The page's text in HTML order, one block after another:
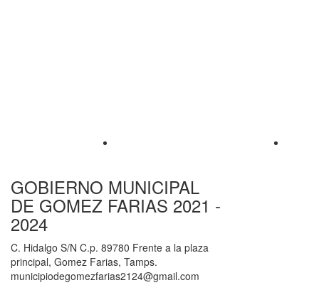
GOBIERNO MUNICIPAL
DE GOMEZ FARIAS 2021 -
2024
C. Hidalgo S/N C.p. 89780 Frente a la plaza
principal, Gomez Farias, Tamps.
municipiodegomezfarias2124@gmail.com